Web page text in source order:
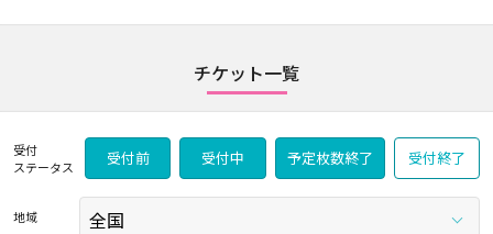
チケット一覧
受付
ステータス
受付前 受付中 予定枚数終了 受付終了
地域